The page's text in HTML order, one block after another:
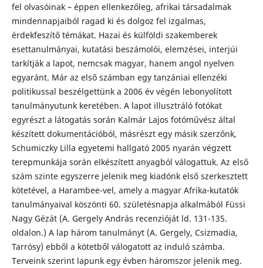
fel olvasóinak – éppen ellenkezőleg, afrikai társadalmak
mindennapjaiból ragad ki és dolgoz fel izgalmas,
érdekfeszítő témákat. Hazai és külföldi szakemberek
esettanulmányai, kutatási beszámolói, elemzései, interjúi
tarkítják a lapot, nemcsak magyar, hanem angol nyelven
egyaránt. Már az első számban egy tanzániai ellenzéki
politikussal beszélgettünk a 2006 év végén lebonyolított
tanulmányutunk keretében. A lapot illusztráló fotókat
egyrészt a látogatás során Kalmár Lajos fotóművész által
készített dokumentációból, másrészt egy másik szerzőnk,
Schumiczky Lilla egyetemi hallgató 2005 nyarán végzett
terepmunkája során elkészített anyagból válogattuk. Az első
szám szinte egyszerre jelenik meg kiadónk első szerkesztett
kötetével, a Harambee-vel, amely a magyar Afrika-kutatók
tanulmányaival köszönti 60. születésnapja alkalmából Füssi
Nagy Gézát (A. Gergely András recenzióját ld. 131-135.
oldalon.) A lap három tanulmányt (A. Gergely, Csizmadia,
Tarrósy) ebből a kötetből válogatott az induló számba.
Terveink szerint lapunk egy évben háromszor jelenik meg.